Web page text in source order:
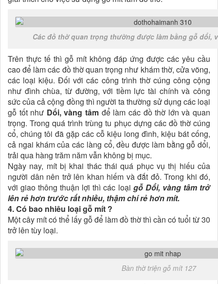
Các đồ thờ quan trọng thường được làm bằng gỗ dổi,
Trên thực tế thì gỗ mít không đáp ứng được các yêu cầu
cao để làm các đồ thờ quan trọng như khám thờ, cửa võng,
các loại kiệu. Đối với các công trình thờ cúng công cộng
như đình chùa, từ đường, với tiềm lực tài chính và công
sức của cả cộng đồng thì người ta thường sử dụng các loại
gỗ tốt như Dổi, vàng tâm để làm các đồ thờ lớn và quan
trọng. Trong quá trình trùng tu phục dựng các đồ thờ cúng
cổ, chúng tôi đã gặp các cỗ kiệu long đình, kiệu bát cống,
cả ngai khám của các làng cổ, đều được làm bằng gỗ dổi,
trải qua hàng trăm năm vẫn không bị mục.
Ngày nay, mít bị khai thác thái quá phục vụ thị hiếu của
người dân nên trở lên khan hiếm và đắt đỏ. Trong khi đó,
với giao thông thuận lợi thì các loại gỗ Dổi, vàng tâm trở
lên rẻ hơn trước rất nhiều, thậm chí rẻ hơn mít.
4. Có bao nhiêu loại gỗ mít ?
Một cây mít có thể lấy gỗ để làm đồ thờ thì cần có tuổi từ 30
trở lên tùy loại.
Bàn thờ triện gỗ mít 127